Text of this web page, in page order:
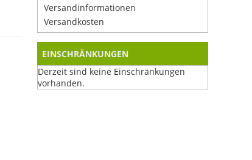
Versandinformationen
Versandkosten
EINSCHRÄNKUNGEN
Derzeit sind keine Einschränkungen
vorhanden.